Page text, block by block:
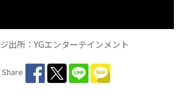
ジ出所： YGエンタ ーテインメント
Share